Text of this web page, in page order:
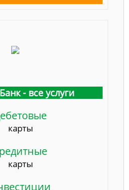
- все услуги
карты
карты